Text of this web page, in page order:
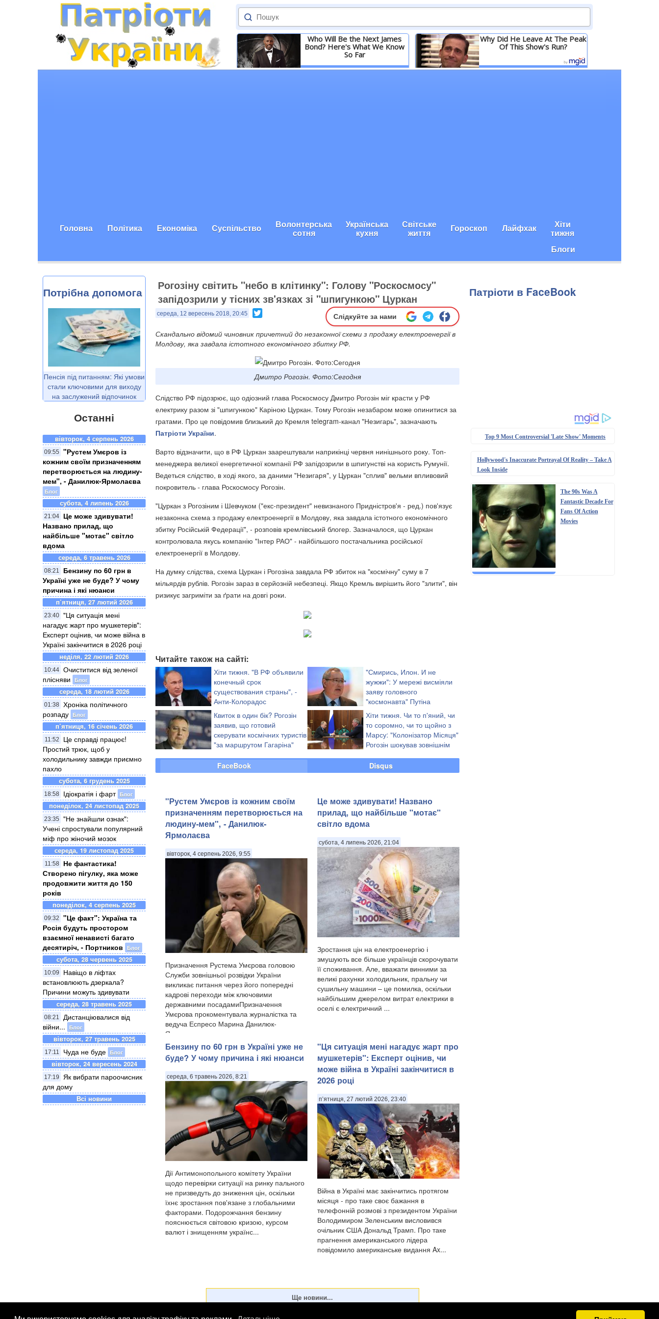
Who Will Be the Next James
Bond? Here's What We Know
So Far
Детальніше
Why Did He Leave At The Peak
Of This Show's Run?
Детальніше
Головна Політика Економіка Суспільство Волонтерська
сотня
Українська
кухня
Світське
життя Гороскоп Лайфхак Хіти
тижня
Блоги
Потрібна допомога
Пенсія під питанням: Які умови
стали ключовими для виходу
на заслужений відпочинок
Останні
вівторок, 4 серпень 2026
09:55
"Рустем Умєров із
кожним своїм призначенням
перетворюється на людину-
мем", - Данилюк-Ярмолаєва
Блог
субота, 4 липень 2026
21:04
Це може здивувати!
Названо прилад, що
найбільше "мотає" світло
вдома
середа, 6 травень 2026
08:21
Бензину по 60 грн в
Україні уже не буде? У чому
причина і які нюанси
п’ятниця, 27 лютий 2026
23:40 "Ця ситуація мені
нагадує жарт про мушкетерів":
Експерт оцінив, чи може війна в
Україні закінчитися в 2026 році
неділя, 22 лютий 2026
10:44 Очиститися від зеленої
плісняви
Блог
середа, 18 лютий 2026
01:38 Хроніка політичного
розпаду Блог
п’ятниця, 16 січень 2026
11:52
Це справді працює!
Простий трюк, щоб у
холодильнику завжди приємно
пахло
субота, 6 грудень 2025
18:58 Ідіократія і фарт Блог
понеділок, 24 листопад 2025
23:35
"Не знайшли ознак":
Учені спростували популярний
міф про жіночий мозок
середа, 19 листопад 2025
11:58
Не фантастика!
Створено пігулку, яка може
продовжити життя до 150
років
понеділок, 4 серпень 2025
09:32
"Це факт": Україна та
Росія будуть простором
взаємної ненависті багато
десятиріч, - Портников
Блог
субота, 28 червень 2025
10:09
Навіщо в ліфтах
встановлюють дзеркала?
Причини можуть здивувати
середа, 28 травень 2025
08:21
Дистанціювалися від
війни...
Блог
вівторок, 27 травень 2025
17:11 Чуда не буде Блог
вівторок, 24 вересень 2024
17:19
Як вибрати пароочисник
для дому
Всі новини
Рогозіну світить "небо в клітинку": Голову "Роскосмосу"
запідозрили у тісних зв'язках зі "шпигункою" Цуркан
середа, 12 вересень 2018, 20:45 Слідкуйте за нами
Скандально відомий чиновник причетний до незаконної схеми з продажу електроенергії в
Молдову, яка завдала істотного економічного збитку РФ.
Дмитро Рогозін. Фото:Сегодня
Слідство РФ підозрює, що одіозний глава Роскосмосу Дмитро Рогозін міг красти у РФ
електрику разом зі "шпигункою" Каріною Цуркан. Тому Рогозін незабаром може опинитися за
гратами. Про це повідомив близький до Кремля telegram-канал "Незигарь", зазначають
Патріоти України.
Варто відзначити, що в РФ Цуркан заарештували наприкінці червня нинішнього року. Топ-
менеджера великої енергетичної компанії РФ запідозрили в шпигунстві на користь Румунії.
Ведеться слідство, в ході якого, за даними "Незигаря", у Цуркан "сплив" вельми впливовий
покровитель - глава Роскосмосу Рогозін.
"Цуркан з Рогозіним і Шевчуком ("екс-президент" невизнаного Придністров'я - ред.) пов'язує
незаконна схема з продажу електроенергії в Молдову, яка завдала істотного економічного
збитку Російській Федерації", - розповів кремлівський блогер. Зазначалося, що Цуркан
контролювала якусь компанію "Інтер РАО" - найбільшого постачальника російської
електроенергії в Молдову.
На думку слідства, схема Цуркан і Рогозіна завдала РФ збиток на "космічну" суму в 7
мільярдів рублів. Рогозін зараз в серйозній небезпеці. Якщо Кремль вирішить його "злити", він
ризикує загриміти за ґрати на довгі роки.
Читайте також на сайті:
Хіти тижня. "В РФ объявили
конечный срок
существования страны", -
Анти-Колорадос
"Смирись, Илон. И не
жужжи": У мережі висміяли
заяву головного
"космонавта" Путіна
Квиток в один бік? Рогозін
заявив, що готовий
скерувати космічних туристів
"за маршрутом Гагаріна"
Хіти тижня. Чи то п'яний, чи
то соромно, чи то щойно з
Марсу: "Колонізатор Місяця"
Рогозін шокував зовнішнім
Путіним (фотофакти)
FaceBook Disqus
"Рустем Умєров із кожним своїм
призначенням перетворюється на
людину-мем", - Данилюк-
Ярмолаєва
вівторок, 4 серпень 2026, 9:55
Призначення Рустема Умєрова головою
Служби зовнішньої розвідки України
викликає питання через його попередні
кадрові переходи між ключовими
державними посадамиПризначення
Умєрова прокоментувала журналістка та
ведуча Еспресо Марина Данилюк-
Ярмолаєва у п...
Це може здивувати! Названо
прилад, що найбільше "мотає"
світло вдома
субота, 4 липень 2026, 21:04
Зростання цін на електроенергію і
змушують все більше українців скорочувати
її споживання. Але, вважати винними за
великі рахунки холодильник, пральну чи
сушильну машини – це помилка, оскільки
найбільшим джерелом витрат електрики в
оселі є електричний ...
Бензину по 60 грн в Україні уже не
буде? У чому причина і які нюанси
середа, 6 травень 2026, 8:21
Дії Антимонопольного комітету України
щодо перевірки ситуації на ринку пального
не призведуть до зниження цін, оскільки
їхнє зростання пов'язане з глобальними
факторами. Подорожчання бензину
пояснюється світовою кризою, курсом
валют і знищенням українс...
"Ця ситуація мені нагадує жарт про
мушкетерів": Експерт оцінив, чи
може війна в Україні закінчитися в
2026 році
п’ятниця, 27 лютий 2026, 23:40
Війна в Україні має закінчитись протягом
місяця - про таке своє бажання в
телефонній розмові з президентом України
Володимиром Зеленським висловився
очільник США Дональд Трамп. Про таке
прагнення американського лідера
повідомило американське видання Ax...
Патріоти в FaceBook
Top 9 Most Controversial 'Late Show' Moments
Hollywood's Inaccurate Portrayal Of Reality – Take A
Look Inside
The 90s Was A
Fantastic Decade For
Fans Of Action
Movies